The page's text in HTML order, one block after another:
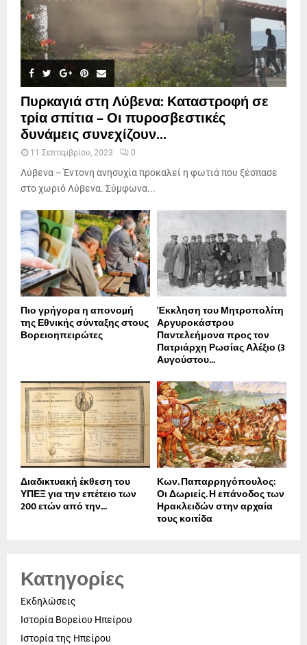
Πυρκαγιά στη Λύβενα: Καταστροφή σε
τρία σπίτια – Οι πυροσβεστικές
δυνάμεις συνεχίζουν...
11 Σεπτεμβρίου, 2023 0
Λύβενα – Έντονη ανησυχία προκαλεί η φωτιά που ξέσπασε
στο χωριό Λύβενα. Σύμφωνα...
Πιο γρήγορα η απονοµή
της Εθνικής σύνταξης στους
Βορειοηπειρώτες
Έκκληση του Μητροπολίτη
Αργυροκάστρου
Παντελεήμονα προς τον
Πατριάρχη Ρωσίας Αλέξιο (3
Αυγούστου...
Διαδικτυακή έκθεση του
ΥΠΕΞ για την επέτειο των
200 ετών από την...
Κων. Παπαρρηγόπουλος:
Οι Δωριείς. Η επάνοδος των
Ηρακλειδών στην αρχαία
τους κοιτίδα
Κατηγορίες
Εκδηλώσεις
Ιστορία Βορείου Ηπείρου
Ιστορία της Ηπείρου